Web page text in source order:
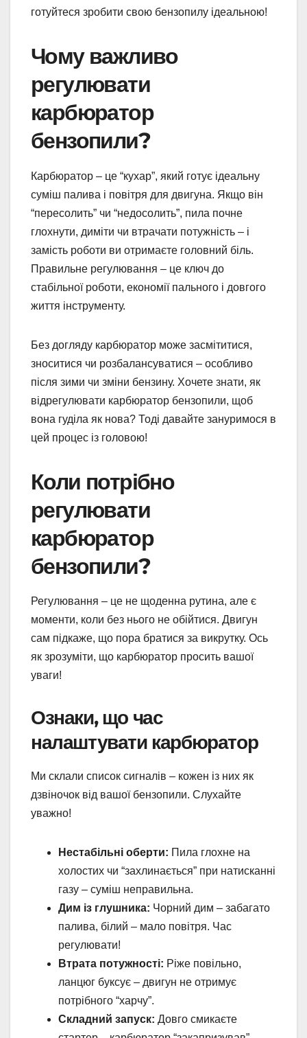
готуйтеся зробити свою бензопилу ідеальною!
Чому важливо
регулювати
карбюратор
бензопили?
Карбюратор – це “кухар”, який готує ідеальну
суміш палива і повітря для двигуна. Якщо він
“пересолить” чи “недосолить”, пила почне
глохнути, диміти чи втрачати потужність – і
замість роботи ви отримаєте головний біль.
Правильне регулювання – це ключ до
стабільної роботи, економії пального і довгого
життя інструменту.
Без догляду карбюратор може засмітитися,
зноситися чи розбалансуватися – особливо
після зими чи зміни бензину. Хочете знати, як
відрегулювати карбюратор бензопили, щоб
вона гуділа як нова? Тоді давайте зануримося в
цей процес із головою!
Коли потрібно
регулювати
карбюратор
бензопили?
Регулювання – це не щоденна рутина, але є
моменти, коли без нього не обійтися. Двигун
сам підкаже, що пора братися за викрутку. Ось
як зрозуміти, що карбюратор просить вашої
уваги!
Ознаки, що час
налаштувати карбюратор
Ми склали список сигналів – кожен із них як
дзвіночок від вашої бензопили. Слухайте
уважно!
Нестабільні оберти: Пила глохне на
холостих чи “захлинається” при натисканні
газу – суміш неправильна.
Дим із глушника: Чорний дим – забагато
палива, білий – мало повітря. Час
регулювати!
Втрата потужності: Ріже повільно,
ланцюг буксує – двигун не отримує
потрібного “харчу”.
Складний запуск: Довго смикаєте